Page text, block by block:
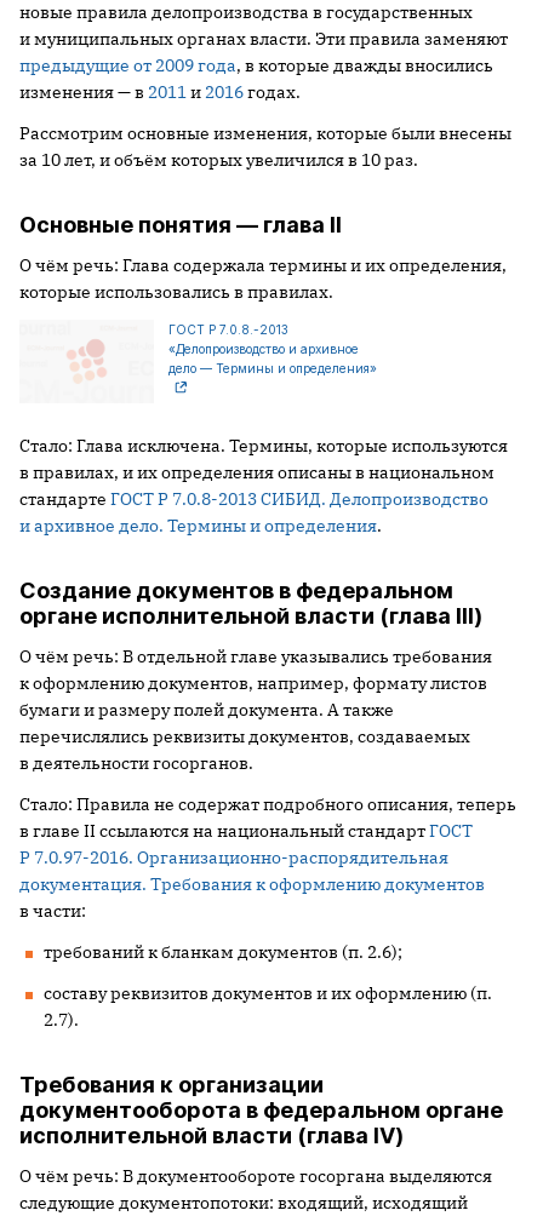
новые правила делопроизводства в государственных
и муниципальных органах власти. Эти правила заменяют
предыдущие от 2009 года, в которые дважды вносились
изменения — в 2011и2016годах.
Рассмотрим основные изменения, которые были внесены
за 10 лет, и объём которых увеличился в 10 раз.
Основные понятия — глава II
О чём речь: Глава содержала термины и их определения,
которые использовались в правилах.
ГОСТ Р 7.0.8.-2013
«Делопроизводство и архивное
дело — Термины и определения»
Стало: Глава исключена. Термины, которые используются
в правилах, и их определения описаны в национальном
стандарте ГОСТ Р 7.0.8-2013 СИБИД. Делопроизводство
и архивное дело. Термины и определения.
Создание документов в федеральном
органе исполнительной власти (глава III)
О чём речь: В отдельной главе указывались требования
к оформлению документов, например, формату листов
бумаги и размеру полей документа. А также
перечислялись реквизиты документов, создаваемых
в деятельности госорганов.
Стало: Правила не содержат подробного описания, теперь
в главе II ссылаются на национальный стандартГОСТ
Р 7.0.97-2016. Организационно-распорядительная
документация. Требования к оформлению документов
в части:
требований к бланкам документов (п. 2.6);
составу реквизитов документов и их оформлению (п.
2.7).
Требования к организации
документооборота в федеральном органе
исполнительной власти (глава IV)
О чём речь: В документообороте госоргана выделяются
следующие документопотоки: входящий, исходящий